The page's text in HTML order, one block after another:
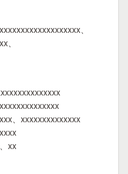
、
、
、xxxxxxxxxxxxxx
xx